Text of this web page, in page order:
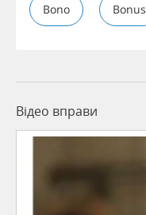
Bono Bonus
Відео вправи